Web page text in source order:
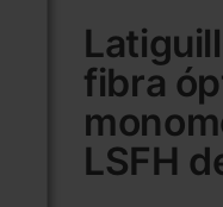
fibra
LSFH
comienzo
de
la
galería
de
imágenes